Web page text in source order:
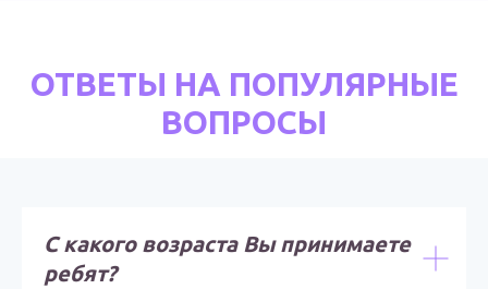
ОТВЕТЫ НА ПОПУЛЯРНЫЕ
ВОПРОСЫ
С какого возраста Вы принимаете
ребят?